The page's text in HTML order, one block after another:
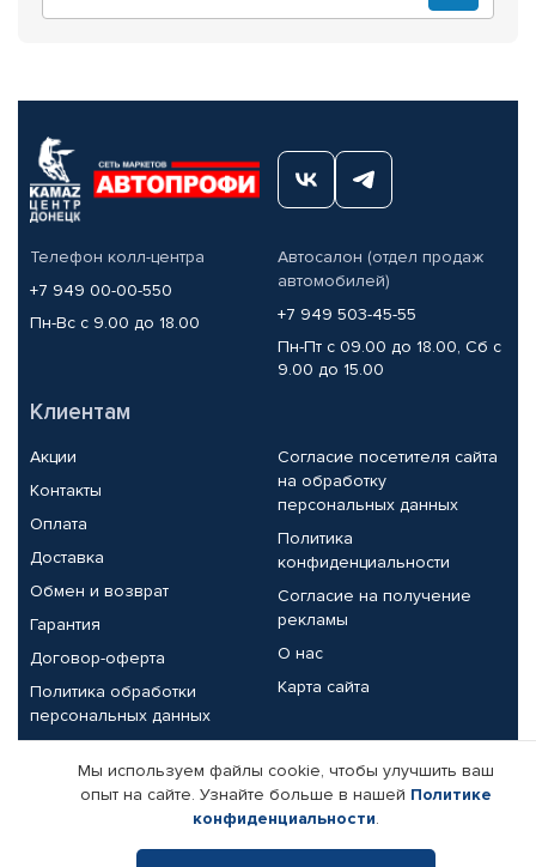
Телефон колл-центра
+7 949 00-00-550
Пн-Вс с 9.00 до 18.00
Автосалон (отдел продаж
автомобилей)
+7 949 503-45-55
Пн-Пт с 09.00 до 18.00, Сб с
9.00 до 15.00
Клиентам
Акции
Контакты
Оплата
Доставка
Обмен и возврат
Гарантия
Договор-оферта
Политика обработки
персональных данных
Согласие посетителя сайта
на обработку
персональных данных
Политика
конфиденциальности
Согласие на получение
рекламы
О нас
Карта сайта
Партнерам
Корпоративным клиентам
Поставщикам
Реквизиты компании
Мы используем файлы cookie, чтобы улучшить ваш
опыт на сайте. Узнайте больше в нашей Политике
конфиденциальности.